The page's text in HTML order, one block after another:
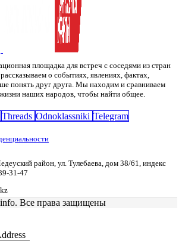
площадка для встреч с соседями из стран
о событиях, явлениях, фактах,
понять друг друга. Мы находим и сравниваем
наших народов, чтобы найти общее.
Threads Odnoklassniki Telegram
район, ул. Тулебаева, дом 38/61, индекс
31-47
Все права защищены